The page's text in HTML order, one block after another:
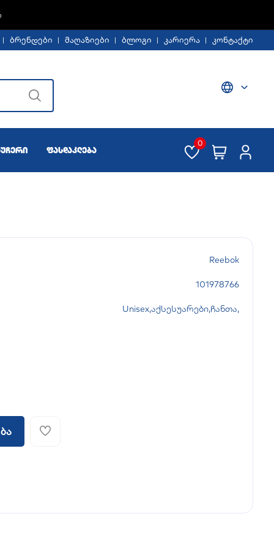
ბრენდები მაღაზიები ბლოგი კარიერა კონტაქტი
ფასდაკლება
0
Reebok
101978766
Unisex,აქსესუარები,ჩანთა,